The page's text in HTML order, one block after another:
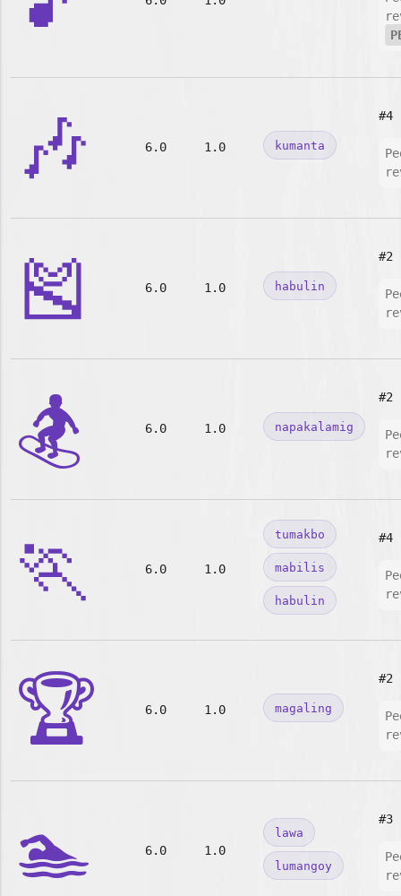
🎶 6.0 1.0 kumanta
#4
🎽 6.0 1.0 habulin
#2
🏂 6.0 1.0 napakalamig
#2
🏃 6.0 1.0
tumakbo
mabilis
habulin
#4
🏆 6.0 1.0 magaling
#2
🏊 6.0 1.0
lawa
lumangoy
#3